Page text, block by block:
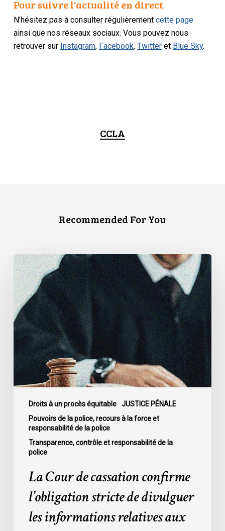
Pour suivre l'actualité en direct
N’hésitez pas à consulter régulièrementcette page
ainsi que nos réseaux sociaux. Vous pouvez nous
retrouver sur Instagram, Facebook,Twitter et Blue Sky.
CCLA
Recommended For You
Droits à un procès équitable
JUSTICE PÉNALE
Pouvoirs de la police, recours à la force et
responsabilité de la police
Transparence, contrôle et responsabilité de la
police
La
Cour
de
cassation
confirme
l’obligation
stricte
de
divulguer
les
informations
relatives
fautes
professionnelles
police
dans
McKee
La Cour de cassation confirme
l’obligation stricte de divulguer
les informations relatives aux